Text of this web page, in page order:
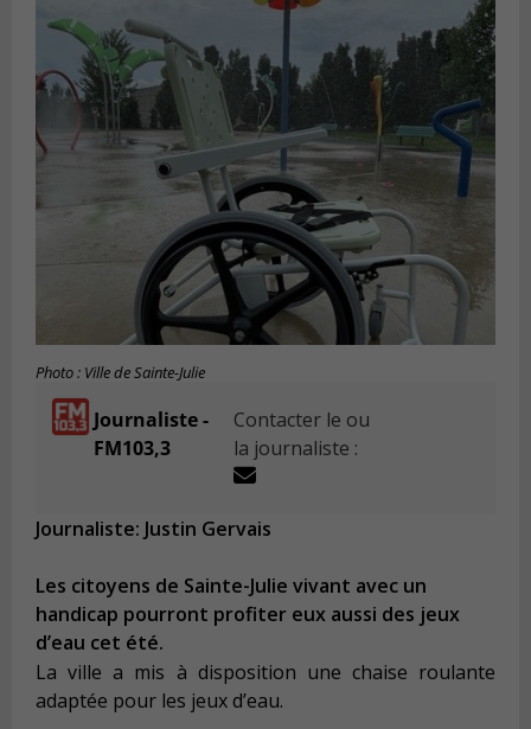
Photo : Ville de Sainte-Julie
Journaliste -
FM103,3
Contacter le ou
la journaliste :
Journaliste: Justin Gervais
Les citoyens de Sainte-Julie vivant avec un
handicap pourront profiter eux aussi des jeux
d’eau cet été.
La ville a mis à disposition une chaise roulante
adaptée pour les jeux d’eau.